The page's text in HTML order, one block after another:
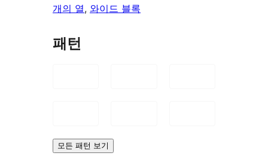
개의 열, 와이드 블록
패턴
모든 패턴 보기